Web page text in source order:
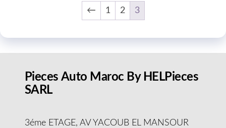
← 1 2 3
Pieces Auto Maroc By HELPieces
SARL
3éme ETAGE, AV YACOUB EL MANSOUR